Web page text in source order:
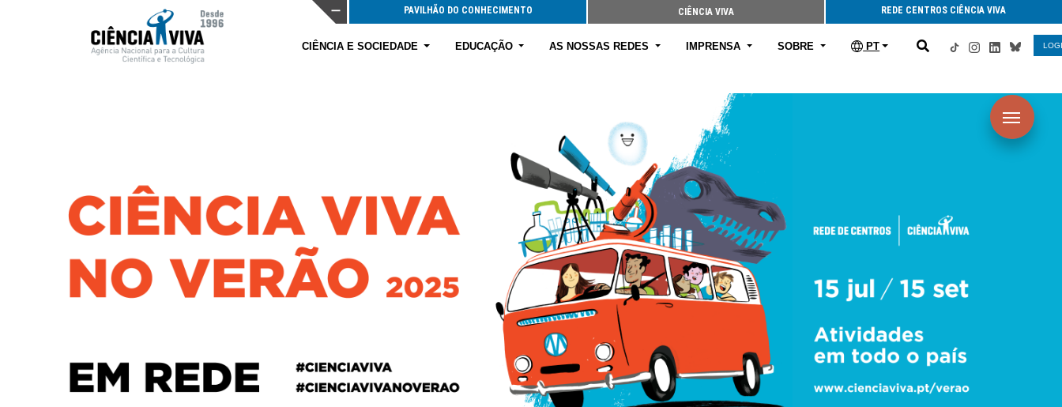
PAVILHÃO DO CONHECIMENTO CIÊNCIA VIVA REDE CENTROS CIÊNCIA VIVA
CIÊNCIA E SOCIEDADE EDUCAÇÃO AS NOSSAS REDES IMPRENSA SOBRE PT